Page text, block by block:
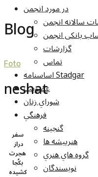
در مورد انجمن
سالانه انجمن
گزارشات
تماس
اساسنامه Stadgar
عضویت
شوراي زنان
فرهنگي
گنجينه
هنرپيشه ها
گروه هاي هنري
نويسندگان
Blog
Foto
neshat
سفر
دراز
هجرت
بکُجا
کشیده